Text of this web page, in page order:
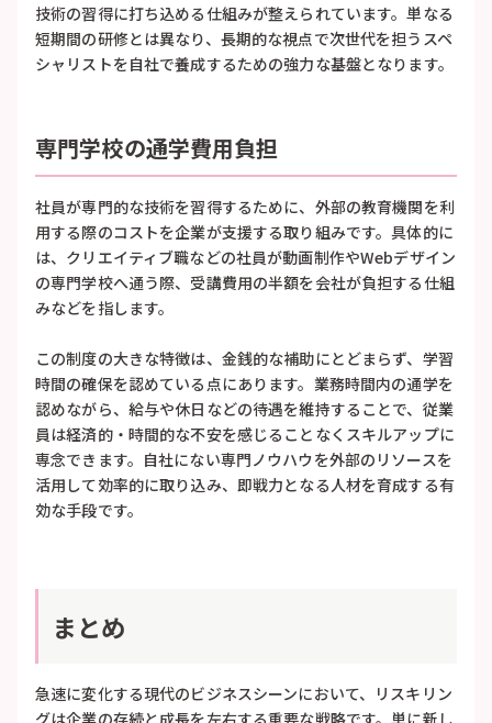
技術の習得に打ち込める仕組みが整えられています。単なる
短期間の研修とは異なり、長期的な視点で次世代を担うスペ
シャリストを自社で養成するための強力な基盤となります。
専門学校の通学費用負担
社員が専門的な技術を習得するために、外部の教育機関を利
用する際のコストを企業が支援する取り組みです。具体的に
は、クリエイティブ職などの社員が動画制作やWebデザイン
の専門学校へ通う際、受講費用の半額を会社が負担する仕組
みなどを指します。
この制度の大きな特徴は、金銭的な補助にとどまらず、学習
時間の確保を認めている点にあります。業務時間内の通学を
認めながら、給与や休日などの待遇を維持することで、従業
員は経済的・時間的な不安を感じることなくスキルアップに
専念できます。自社にない専門ノウハウを外部のリソースを
活用して効率的に取り込み、即戦力となる人材を育成する有
効な手段です。
まとめ
急速に変化する現代のビジネスシーンにおいて、リスキリン
グは企業の存続と成長を左右する重要な戦略です。単に新し